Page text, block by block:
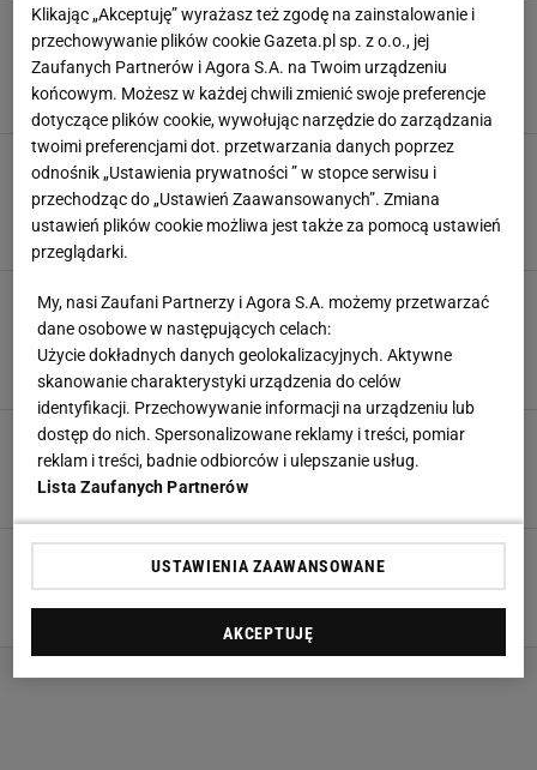
Pierwszy konkurs w Wiśle do zapomnienia.
Tylko Żyła zadowolony [ZAPIS RELACJI]
Aleksander Bernard, Paweł Matys,
6 GRUDNIA 2025, 14:13
PŚ w Wiśle. O której skoki narciarskie w
sobotę? Gdzie oglądać? [TRANSMISJA NA
ŻYWO]
Aleksander Bernard, 6 GRUDNIA 2025, 08:15
Oto efekt zwolnienia
Thurnbichlera. Padło pytanie o powrót do
Polski
SUBSKRYPCJA
Polski skoczek się pogrąża. Aż
przykro na to patrzeć. Brak słów...
SUBSKRYPCJA
Katastrofa Kamila Stocha! Aż
trudno uwierzyć w to, co się stało
Klikając „Akceptuję” wyrażasz też zgodę na zainstalowanie i
przechowywanie plików cookie Gazeta.pl sp. z o.o., jej
Zaufanych Partnerów i Agora S.A. na Twoim urządzeniu
końcowym. Możesz w każdej chwili zmienić swoje preferencje
dotyczące plików cookie, wywołując narzędzie do zarządzania
twoimi preferencjami dot. przetwarzania danych poprzez
odnośnik „Ustawienia prywatności ” w stopce serwisu i
przechodząc do „Ustawień Zaawansowanych”. Zmiana
ustawień plików cookie możliwa jest także za pomocą ustawień
przeglądarki.
My, nasi Zaufani Partnerzy i Agora S.A. możemy przetwarzać
dane osobowe w następujących celach:
Użycie dokładnych danych geolokalizacyjnych. Aktywne
skanowanie charakterystyki urządzenia do celów
identyfikacji. Przechowywanie informacji na urządzeniu lub
dostęp do nich. Spersonalizowane reklamy i treści, pomiar
reklam i treści, badnie odbiorców i ulepszanie usług.
Lista Zaufanych Partnerów
USTAWIENIA ZAAWANSOWANE
AKCEPTUJĘ